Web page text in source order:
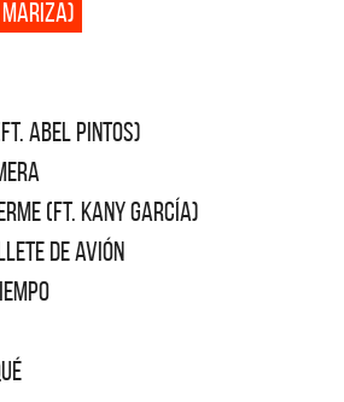
ABEL PINTOS)
(FT. KANY GARCÍA)
DE AVIÓN